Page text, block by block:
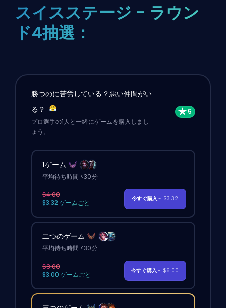
スイスステージ - ラウン
ド4抽選：
勝つのに苦労している？悪い仲間がい
る？
プロ選手の1人と一緒にゲームを購入しまし
ょう。
1ゲーム
平均待ち時間 <30分
$4.00
$3.32 ゲームごと
今すぐ購入- $3.32
二つのゲーム
平均待ち時間 <30分
$8.00
$3.00 ゲームごと
今すぐ購入- $6.00